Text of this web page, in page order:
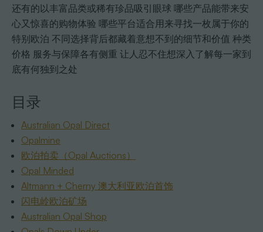
还有的以丰富品类或稀有珍品吸引眼球 哪些产品能带来安
心又惊喜的购物体验 哪些平台适合用来寻找一枚属于你的
特别欧泊 不同选择背后都藏着意想不到的细节和价值 种类
价格 服务与保障各有侧重 让人忍不住想深入了解每一家到
底有何独到之处
目录
Australian Opal Direct
Opalmine
欧泊拍卖（Opal Auctions）
Opal Minded
Altmann + Cherny 澳大利亚欧泊首饰
闪电岭欧泊矿场
Australian Opal Shop